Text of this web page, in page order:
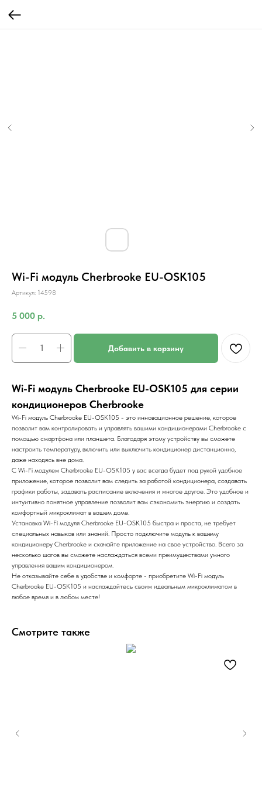
Wi-Fi модуль Cherbrooke EU-OSK105
Артикул: 14598
5 000 р.
Добавить в корзину
Wi-Fi модуль Cherbrooke EU-OSK105 для серии
кондиционеров Cherbrooke
Wi-Fi модуль Cherbrooke EU-OSK105 - это инновационное решение, которое
позволит вам контролировать и управлять вашими кондиционерами Cherbrooke с
помощью смартфона или планшета. Благодаря этому устройству вы сможете
настроить температуру, включить или выключить кондиционер дистанционно,
даже находясь вне дома.
С Wi-Fi модулем Cherbrooke EU-OSK105 у вас всегда будет под рукой удобное
приложение, которое позволит вам следить за работой кондиционера, создавать
графики работы, задавать расписание включения и многое другое. Это удобное и
интуитивно понятное управление позволит вам сэкономить энергию и создать
комфортный микроклимат в вашем доме.
Установка Wi-Fi модуля Cherbrooke EU-OSK105 быстра и проста, не требует
специальных навыков или знаний. Просто подключите модуль к вашему
кондиционеру Cherbrooke и скачайте приложение на свое устройство. Всего за
несколько шагов вы сможете наслаждаться всеми преимуществами умного
управления вашим кондиционером.
Не отказывайте себе в удобстве и комфорте - приобретите Wi-Fi модуль
Cherbrooke EU-OSK105 и наслаждайтесь своим идеальным микроклиматом в
любое время и в любом месте!
Смотрите также